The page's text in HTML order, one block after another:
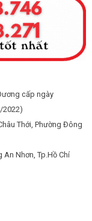
cấp ngày
2022)
Thới, Phường Đông
Nhơn, Tp.Hồ Chí